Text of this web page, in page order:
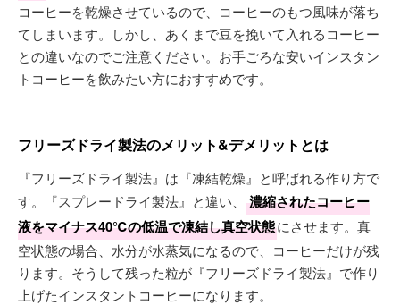
コーヒーを乾燥させているので、コーヒーのもつ風味が落ち
てしまいます。しかし、あくまで豆を挽いて入れるコーヒー
との違いなのでご注意ください。お手ごろな安いインスタン
トコーヒーを飲みたい方におすすめです。
フリーズドライ製法のメリット&デメリットとは
『フリーズドライ製法』は『凍結乾燥』と呼ばれる作り方で
す。『スプレードライ製法』と違い、
濃縮されたコーヒー
液をマイナス40℃の低温で凍結し真空状態にさせます。真
空状態の場合、水分が水蒸気になるので、コーヒーだけが残
ります。そうして残った粒が『フリーズドライ製法』で作り
上げたインスタントコーヒーになります。